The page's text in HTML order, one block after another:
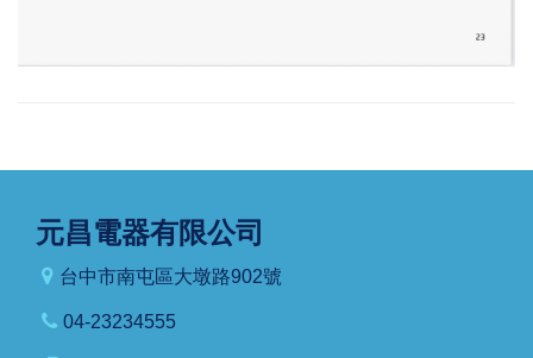
元昌電器有限公司
台中市南屯區大墩路902號
04-23234555